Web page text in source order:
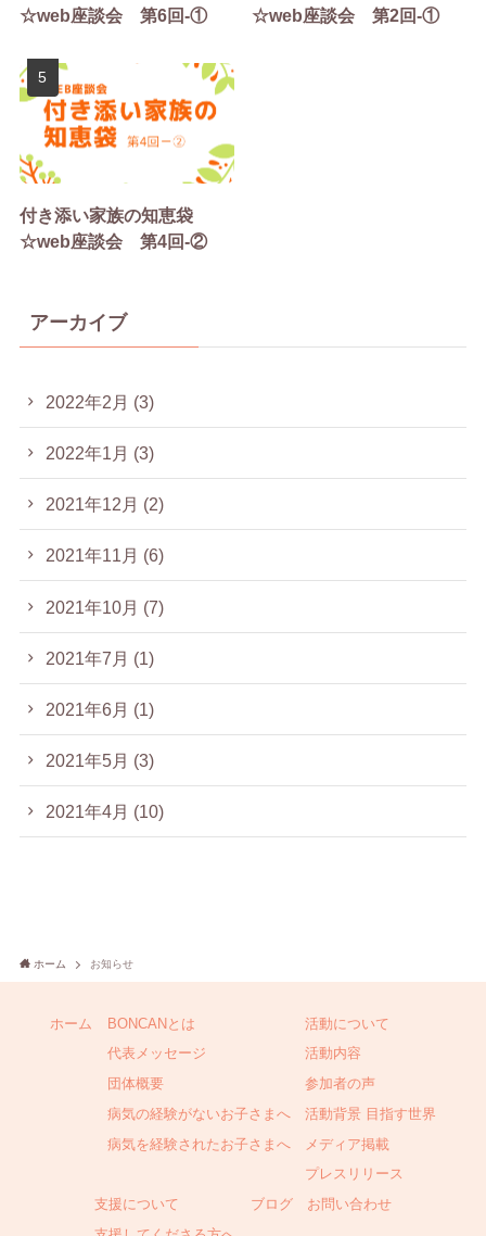
☆web座談会 第6回-①
☆web座談会 第2回-①
付き添い家族の知恵袋
☆web座談会 第4回-②
アーカイブ
2022年2月 (3)
2022年1月 (3)
2021年12月 (2)
2021年11月 (6)
2021年10月 (7)
2021年7月 (1)
2021年6月 (1)
2021年5月 (3)
2021年4月 (10)
ホーム お知らせ
ホーム
BONCANとは
代表メッセージ
団体概要
病気の経験がないお子さまへ
病気を経験されたお子さまへ
活動について
活動内容
参加者の声
活動背景 目指す世界
メディア掲載
プレスリリース
支援について
ブログ お問い合わせ